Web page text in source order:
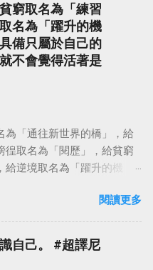
窮取名為「練習
名為「躍升的機
備只屬於自己的
不會覺得活著是
為「通往新世界的橋」，給
徨取名為「閱歷」，給貧窮
逆境取名為「躍升的機
沉重的事。#超譯尼采 — 中
May 23, 2023
閱讀更多
自己。 #超譯尼